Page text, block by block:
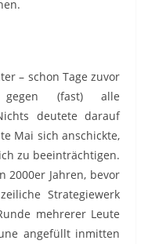
– schon Tage zuvor
(fast) alle
deutete darauf
Mai sich anschickte,
zu beeinträchtigen.
2000er Jahren, bevor
Strategiewerk
mehrerer Leute
angefüllt inmitten